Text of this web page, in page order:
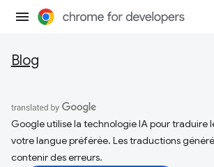
Blog
Google utilise la technologie IA pour traduire
votre langue préférée. Les traductions
contenir des erreurs.